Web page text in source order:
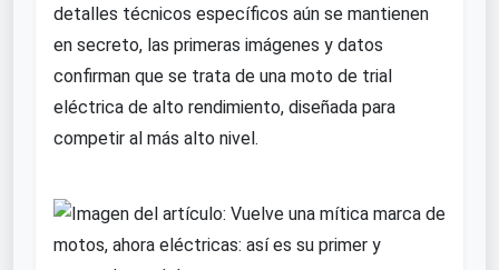
detalles técnicos específicos aún se mantienen
en secreto, las primeras imágenes y datos
confirman que se trata de una moto de trial
eléctrica de alto rendimiento, diseñada para
competir al más alto nivel.